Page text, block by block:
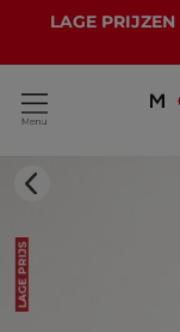
LAGE PRIJZEN
LAGE PRIJS